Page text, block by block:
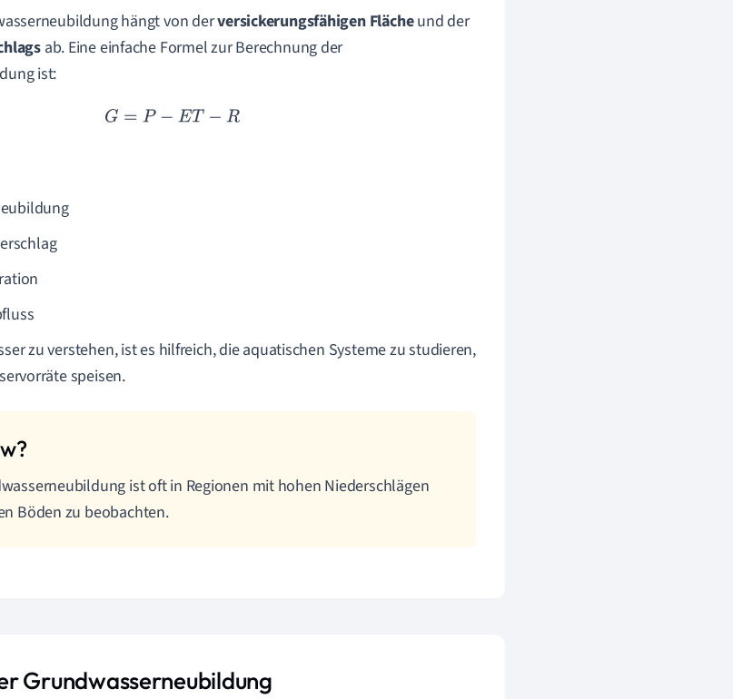
hängt von derversickerungsfähigen Flächeund der
ab. Eine einfache Formel zur Berechnung der
ist:
G=P− ET−R
zu verstehen, ist es hilfreich, die aquatischen Systeme zu studieren,
speisen.
ist oft in Regionen mit hohen Niederschlägen
Böden zu beobachten.
Grundwasserneubildung